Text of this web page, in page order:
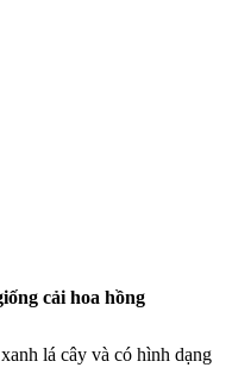
cải hoa hồng
lá cây và có hình dạng